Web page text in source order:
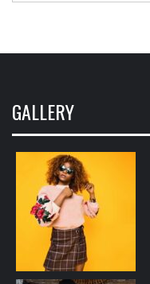
GALLERY